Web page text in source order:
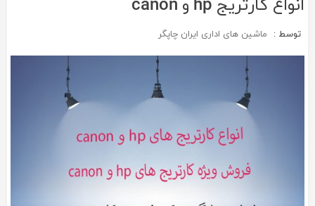
انواع کارتریج hp و canon
توسط : ماشین های اداری ایران چاپگر